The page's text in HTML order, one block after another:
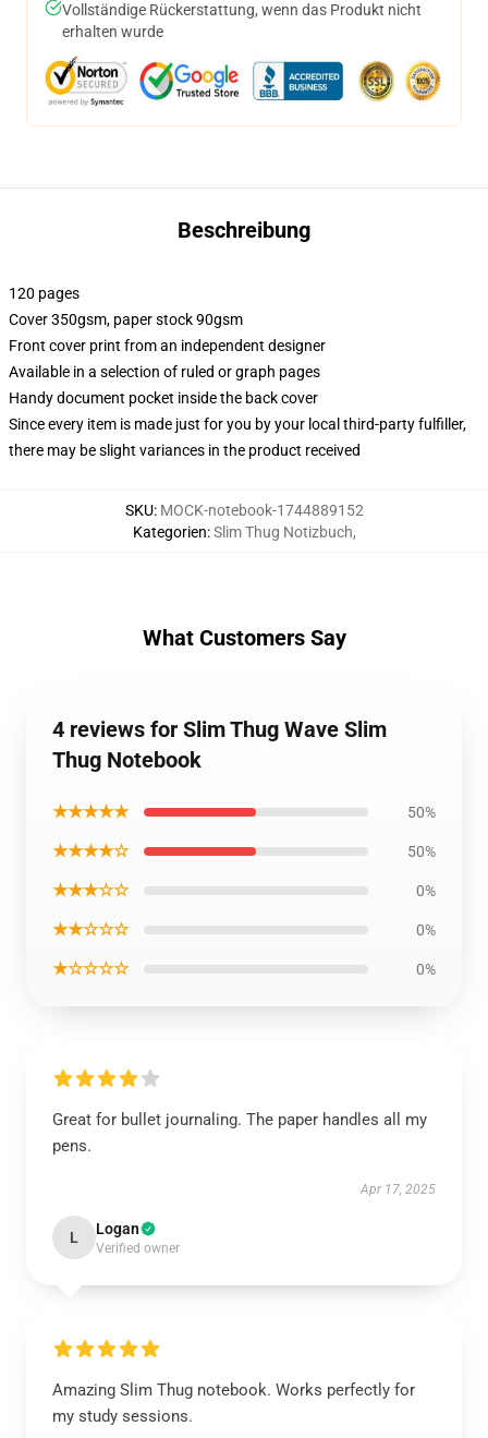
Vollständige Rückerstattung, wenn das Produkt nicht
erhalten wurde
Beschreibung
120 pages
Cover 350gsm, paper stock 90gsm
Front cover print from an independent designer
Available in a selection of ruled or graph pages
Handy document pocket inside the back cover
Since every item is made just for you by your local third-party fulfiller,
there may be slight variances in the product received
SKU: MOCK-notebook-1744889152
Kategorien:Slim Thug Notizbuch,
What Customers Say
4 reviews for Slim Thug Wave Slim
Thug Notebook
★★★★★ 50%
★★★★☆ 50%
★★★☆☆ 0%
★★☆☆☆ 0%
★☆☆☆☆ 0%
Great for bullet journaling. The paper handles all my
pens.
Apr 17, 2025
L Logan
Verified owner
Amazing Slim Thug notebook. Works perfectly for
my study sessions.